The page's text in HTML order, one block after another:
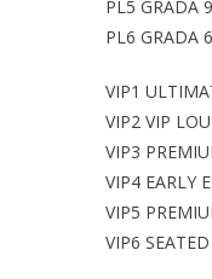
PL5 GRADA
PL6 GRADA
VIP1
VIP2 VIP
VIP3
VIP4 EARLY
VIP5
VIP6